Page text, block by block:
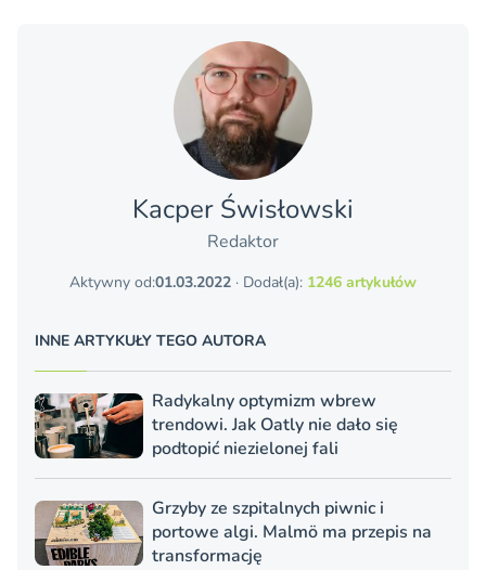
Kacper Świsło­wski
Redaktor
Aktywny od:01.03.2022 · Dodał(a): 1246 artykułów
INNE ARTYKUŁY TEGO AUTORA
Radykalny optymizm wbrew
trendowi. Jak Oatly nie dało się
podtopić niezielonej fali
Grzyby ze szpitalnych piwnic i
portowe algi. Malmö ma przepis na
transformację